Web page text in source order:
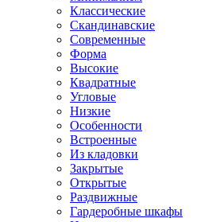
Классические
Скандинавские
Современные
Форма
Высокие
Квадратные
Угловые
Низкие
Особенности
Встроенные
Из кладовки
Закрытые
Открытые
Раздвижные
Гардеробные шкафы